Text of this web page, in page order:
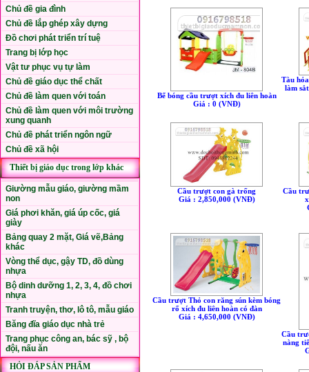
Chủ đề gia đình
Chủ đề lắp ghép xây dựng
Đồ chơi phát triển trí tuệ
Trang bị lớp học
Vật tư phục vụ tự làm
Chủ đề giáo dục thể chất
Chủ đề làm quen với toán
Chủ đề làm quen với môi trường
xung quanh
Chủ đề phát triển ngôn ngữ
Chủ đề xã hội
Thiết bị giáo dục trong lớp khác
Giường mẫu giáo, giường mầm
non
Giá phơi khăn, giá úp cốc, giá
giày
Bảng quay 2 mặt, Giá vẽ,Bảng
khác
Vòng thể dục, gậy TD, đồ dùng
nhựa
Bộ dinh dưỡng 1, 2, 3, 4, đồ chơi
nhựa
Tranh truyện, thơ, lô tô, mẫu giáo
Băng đĩa giáo dục nhà trẻ
Trang phục công an, bác sỹ , bộ
đội, nấu ăn
HỎI ĐÁP SẢN PHẨM
Bể bóng cầu trượt xích đu liên hoàn
Giá : 0 (VNÐ)
Tàu
làm
Cầu trượt con gà trống
Giá : 2,850,000 (VNÐ)
Cầu
Cầu trượt Thỏ con răng sún kèm bóng
rổ xích đu liên hoàn có đàn
Giá : 4,650,000 (VNÐ)
Cầu
nàng